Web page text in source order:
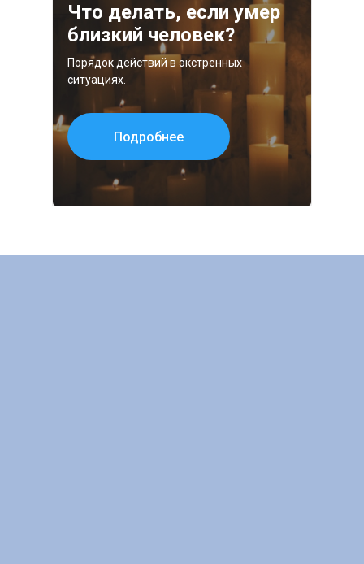
Что делать, если умер
близкий человек?
Порядок действий в экстренных
ситуациях.
Подробнее